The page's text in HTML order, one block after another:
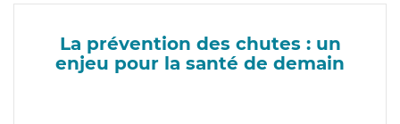
La prévention des chutes : un
enjeu pour la santé de demain